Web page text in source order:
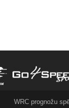
WRC prognožu